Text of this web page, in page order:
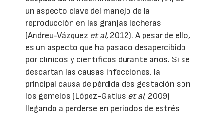
un aspecto clave del manejo de la
reproducción en las granjas lecheras
(Andreu-Vázquez et al, 2012). A pesar de ello,
es un aspecto que ha pasado desapercibido
por clínicos y científicos durante años. Si se
descartan las causas infecciones, la
principal causa de pérdida des gestación son
los gemelos (López-Gatius et al, 2009)
llegando a perderse en periodos de estrés